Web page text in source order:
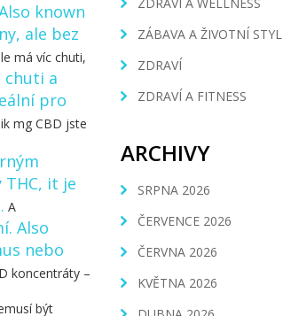
known
ale bez
má víc chuti,
chuti a
pro
mg CBD jste
, it je
. A
. Also
nebo
koncentráty –
být
ZÁBAVA A ŽIVOTNÍ STYL
ZDRAVÍ
ZDRAVÍ A FITNESS
ARCHIVY
SRPNA 2026
ČERVENCE 2026
ČERVNA 2026
KVĚTNA 2026